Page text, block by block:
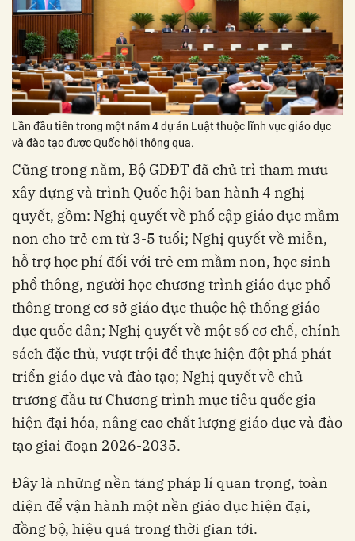
Lần đầu tiên trong một năm 4 dự án Luật thuộc lĩnh vực giáo dục
và đào tạo được Quốc hội thông qua.
Cũng trong năm, Bộ GDĐT đã chủ trì tham mưu
xây dựng và trình Quốc hội ban hành 4 nghị
quyết, gồm: Nghị quyết về phổ cập giáo dục mầm
non cho trẻ em từ 3-5 tuổi; Nghị quyết về miễn,
hỗ trợ học phí đối với trẻ em mầm non, học sinh
phổ thông, người học chương trình giáo dục phổ
thông trong cơ sở giáo dục thuộc hệ thống giáo
dục quốc dân; Nghị quyết về một số cơ chế, chính
sách đặc thù, vượt trội để thực hiện đột phá phát
triển giáo dục và đào tạo; Nghị quyết về chủ
trương đầu tư Chương trình mục tiêu quốc gia
hiện đại hóa, nâng cao chất lượng giáo dục và đào
tạo giai đoạn 2026-2035.
Đây là những nền tảng pháp lí quan trọng, toàn
diện để vận hành một nền giáo dục hiện đại,
đồng bộ, hiệu quả trong thời gian tới.